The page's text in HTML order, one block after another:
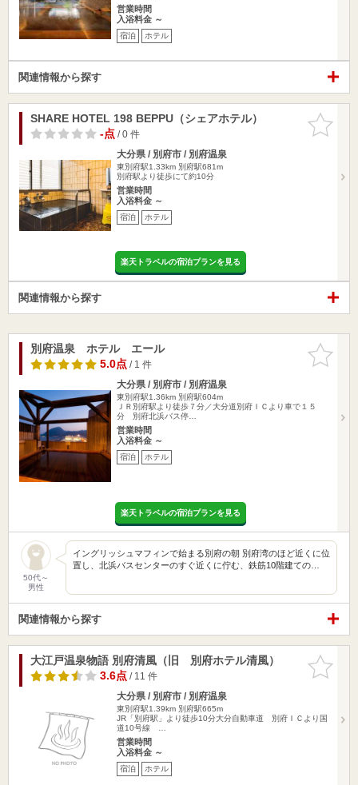
営業時間
入浴料金 ～
宿泊 ホテル
関連情報から探す
お気に入
りに追加
SHARE HOTEL 198 BEPPU（シェアホテル）
-点/ 0 件
大分県 / 別府市 / 別府温泉
東別府駅1.33km 別府駅681m
別府駅より徒歩にて約10分
営業時間
入浴料金 ～
宿泊 ホテル
楽天トラベルの宿泊プランを見る
関連情報から探す
お気に入
りに追加
別府温泉 ホテル エール
5.0点/ 1 件
大分県 / 別府市 / 別府温泉
東別府駅1.36km 別府駅604m
ＪＲ別府駅より徒歩７分／大分道別府ＩＣより車で１５
分 別府北浜バス停…
営業時間
入浴料金 ～
宿泊 ホテル
楽天トラベルの宿泊プランを見る
50代～
男性
イングリッシュマフィンで始まる別府の朝 別府湾のほど近くに位
置し、北浜バスセンターのすぐ近くに佇む、鉄筋10階建ての…
関連情報から探す
お気に入
りに追加
大江戸温泉物語 別府清風（旧 別府ホテル清風）
3.6点/ 11 件
大分県 / 別府市 / 別府温泉
東別府駅1.39km 別府駅665m
JR「別府駅」より徒歩10分大分自動車道 別府ＩＣより国
道10号線 …
営業時間
入浴料金 ～
宿泊 ホテル